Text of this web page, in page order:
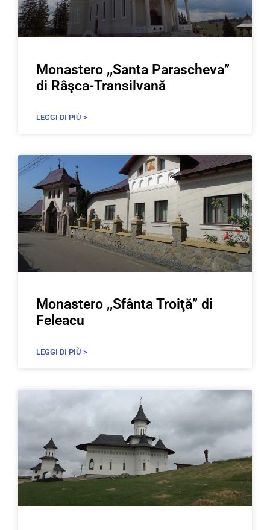
Monastero ,,Santa Parascheva”
di Râşca-Transilvană
LEGGI DI PIÙ >
Monastero ,,Sfânta Troiţă” di
Feleacu
LEGGI DI PIÙ >